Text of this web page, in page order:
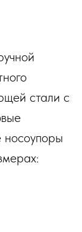
стали с
носоупоры